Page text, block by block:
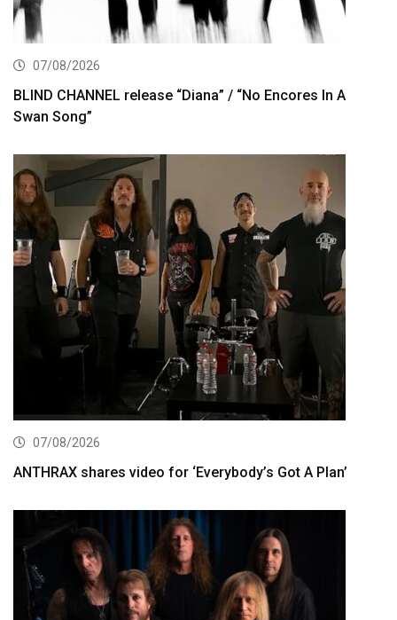
07/08/2026
BLIND CHANNEL release “Diana” / “No Encores In A
Swan Song”
07/08/2026
ANTHRAX shares video for ‘Everybody’s Got A Plan’